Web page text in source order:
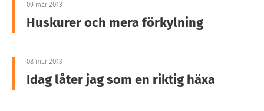
09 mar 2013
Huskurer och mera förkylning
08 mar 2013
Idag låter jag som en riktig häxa